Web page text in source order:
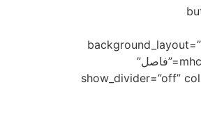
animation=”off” button_fx=”off” button_size=”xlarge” button_font=”off” wide_button=”on”] [/mhc_button][mhc_divider admin_label=”فاصل”
show_divider=”off”